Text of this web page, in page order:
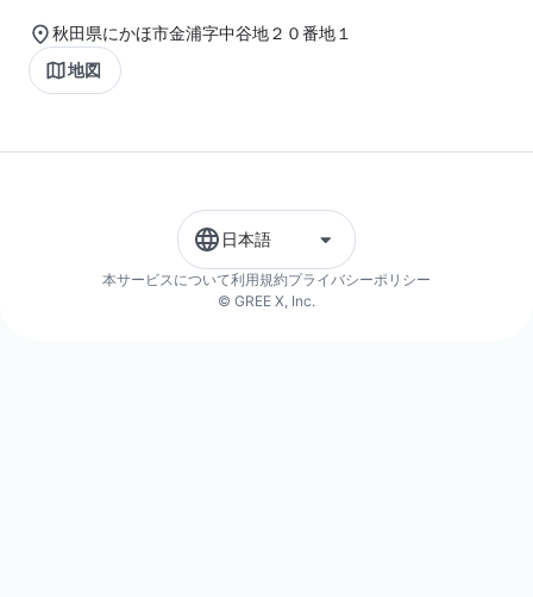
秋田県にかほ市金浦字中谷地２０番地１
地図
日本語
本サービスについて利用規約プライバシーポリシー
© GREE X, Inc.